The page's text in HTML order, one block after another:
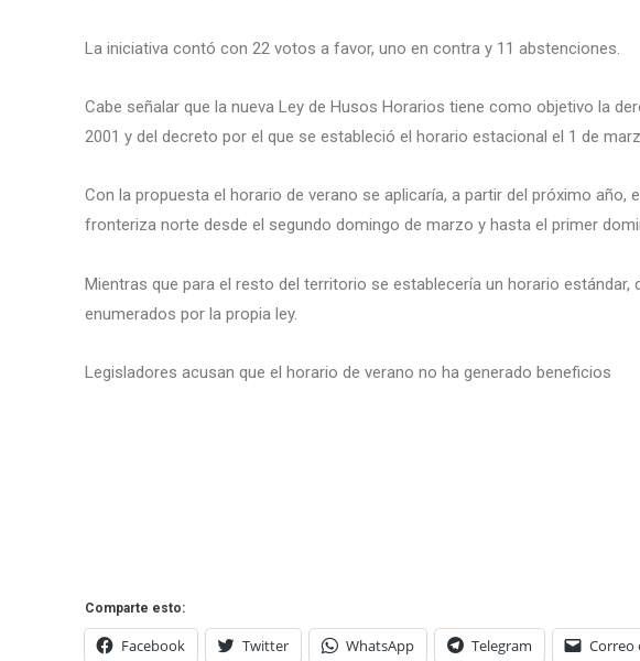
La iniciativa contó con 22 votos a favor, uno en contra y 11 abstenciones.
Cabe señalar que la nueva Ley de Husos Horarios tiene como objetivo la
2001 y del decreto por el que se estableció el horario estacional el 1 de
Con la propuesta el horario de verano se aplicaría, a partir del próximo año,
fronteriza norte desde el segundo domingo de marzo y hasta el primer
Mientras que para el resto del territorio se establecería un horario
enumerados por la propia ley.
Legisladores acusan que el horario de verano no ha generado beneficios
Comparte esto:
Facebook Twitter WhatsApp Telegram Correo